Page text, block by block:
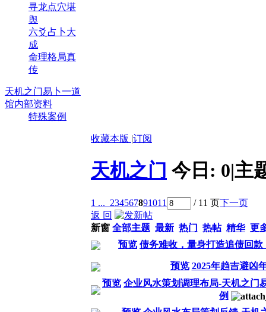
寻龙点穴堪
舆
六爻占卜大
成
命理格局真
传
天机之门易卜一道
馆内部资料
特殊案例
收藏本版 |订阅
天机之门 今日: 0|主
1 ... 234567891011 / 11 页下一页
返 回
新窗 全部主题 最新 热门 热帖 精华 更
预览 债务难收，量身打造追债回
预览 2025年趋吉避凶
预览 企业风水策划调理布局-天机之门
例